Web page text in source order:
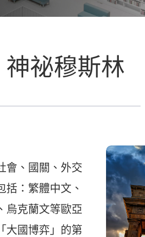
祕穆斯林
會、國關、外交
：繁體中文、
烏克蘭文等歐亞
大國博弈」的第